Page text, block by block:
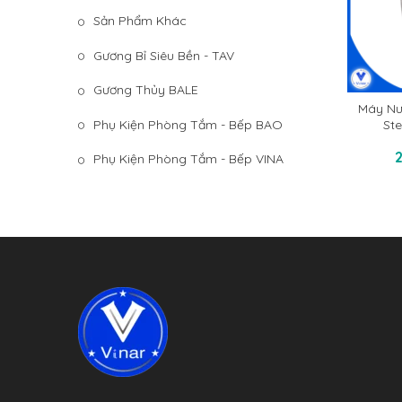
Sản Phẩm Khác
Gương Bỉ Siêu Bền - TAV
Gương Thủy BALE
Phụ Kiện Phòng Tắm - Bếp BAO
Phụ Kiện Phòng Tắm - Bếp VINA
Máy